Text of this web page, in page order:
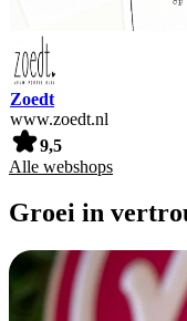
Zoedt
www.zoedt.nl
9,5
Alle webshops
Groei in